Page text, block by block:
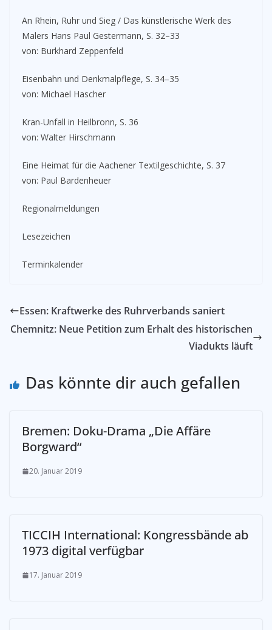
An Rhein, Ruhr und Sieg / Das künstlerische Werk des
Malers Hans Paul Gestermann, S. 32–33
von: Burkhard Zeppenfeld
Eisenbahn und Denkmalpflege, S. 34–35
von: Michael Hascher
Kran-Unfall in Heilbronn, S. 36
von: Walter Hirschmann
Eine Heimat für die Aachener Textilgeschichte, S. 37
von: Paul Bardenheuer
Regionalmeldungen
Lesezeichen
Terminkalender
Essen: Kraftwerke des Ruhrverbands saniert
Chemnitz: Neue Petition zum Erhalt des historischen
Viadukts läuft
Das könnte dir auch gefallen
Bremen: Doku-Drama „Die Affäre
Borgward“
20. Januar 2019
TICCIH International: Kongressbände ab
1973 digital verfügbar
17. Januar 2019